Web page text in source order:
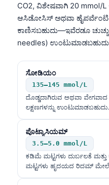
CO2, ವಿಶೇಷವಾಗಿ 20 mmol/
ಆಸಿಡೋಸಿಸ್ ಅಥವಾ
ಕಾಣಿಸಬಹುದು—ಇವೆರಡೂ
needles)
ಸೋಡಿಯಂ
135–145 mmol/L
ದೊಡ್ಡದಾಗಿರುವ ಅಥವಾ
ಲಕ್ಷಣಗಳನ್ನು ಉಂಟುಮಾಡಬಹುದು.
ಪೊಟ್ಯಾಸಿಯಮ್
3.5–5.0 mmol/L
ಕಡಿಮೆ ಮಟ್ಟಗಳು ದುರ್ಬಲತೆ ಮತ್ತು
ಮಟ್ಟಗಳು ಹೃದಯದ ರಿದಮ್ ಮೇಲೆ
Հայերեն
Íslenska
Svenska
Bosanski
Azərbaycan dili
Eesti
日本語
Čeština
ქართული